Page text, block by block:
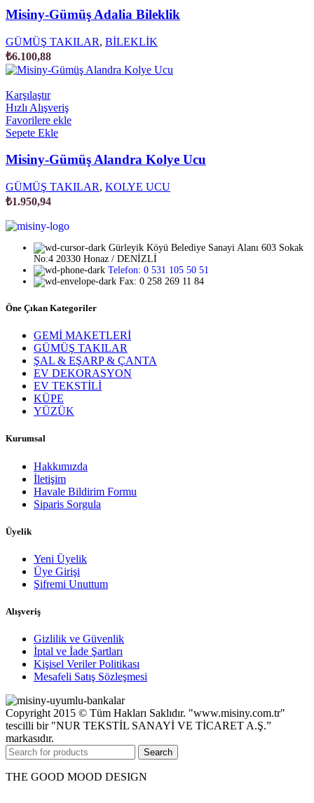
Misiny-Gümüş Adalia Bileklik
GÜMÜŞ TAKILAR, BİLEKLİK
₺6.100,88
Karşılaştır
Hızlı Alışveriş
Favorilere ekle
Sepete Ekle
Misiny-Gümüş Alandra Kolye Ucu
GÜMÜŞ TAKILAR, KOLYE UCU
₺1.950,94
Gürleyik Köyü Belediye Sanayi Alanı 603 Sokak
No:4 20330 Honaz / DENİZLİ
Telefon: 0 531 105 50 51
Fax: 0 258 269 11 84
Öne Çıkan Kategoriler
GEMİ MAKETLERİ
GÜMÜŞ TAKILAR
ŞAL & EŞARP & ÇANTA
EV DEKORASYON
EV TEKSTİLİ
KÜPE
YÜZÜK
Kurumsal
Hakkımızda
İletişim
Havale Bildirim Formu
Siparis Sorgula
Üyelik
Yeni Üyelik
Üye Girişi
Şifremi Unuttum
Alışveriş
Gizlilik ve Güvenlik
İptal ve İade Şartları
Kişisel Veriler Politikası
Mesafeli Satış Sözleşmesi
Copyright 2015 © Tüm Hakları Saklıdır. "www.misiny.com.tr"
tescilli bir "NUR TEKSTİL SANAYİ VE TİCARET A.Ş.”
markasıdır.
Search
THE GOOD MOOD DESIGN